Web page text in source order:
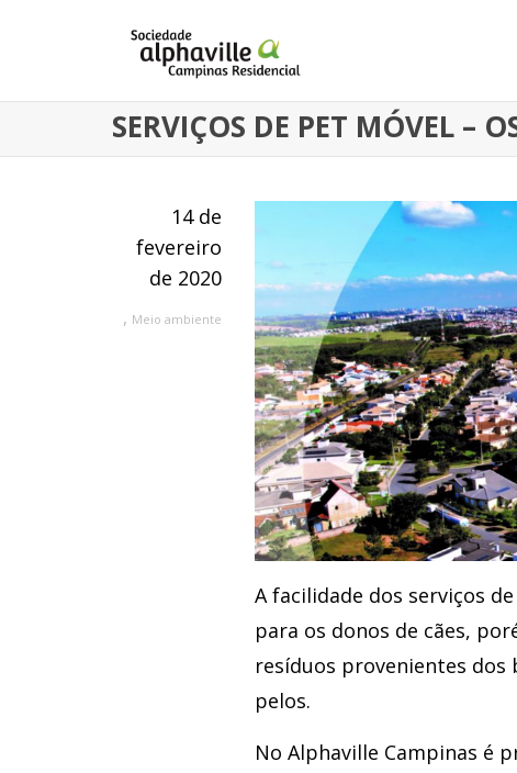
SERVIÇOS DE PET MÓVEL –
14 de
fevereiro
de 2020
, Meio ambiente
A facilidade dos serviços
para os donos de cães,
resíduos provenientes dos
pelos.
No Alphaville Campinas é